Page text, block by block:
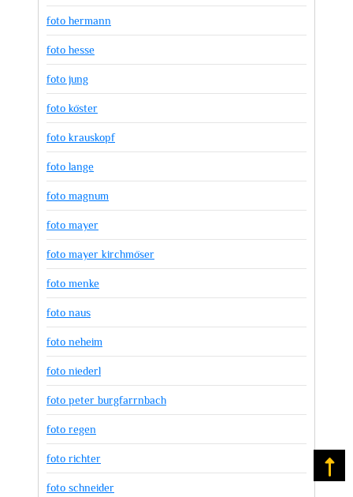
foto hermann
foto hesse
foto jung
foto köster
foto krauskopf
foto lange
foto magnum
foto mayer
foto mayer kirchmöser
foto menke
foto naus
foto neheim
foto niederl
foto peter burgfarrnbach
foto regen
foto richter
foto schneider